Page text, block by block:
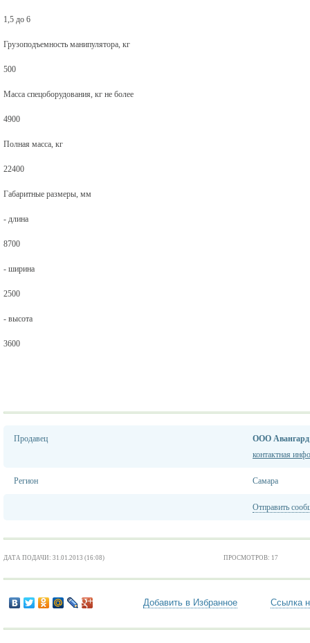
1,5 до 6
Грузоподъемность манипулятора, кг
500
Масса спецоборудования, кг не более
4900
Полная масса, кг
22400
Габаритные размеры, мм
- длина
8700
- ширина
2500
- высота
3600
Продавец
ООО Авангард
контактная
Регион Самара
Отправить
ДАТА ПОДАЧИ: 31.01.2013 (16:08) ПРОСМОТРОВ: 17
Добавить в Избранное Ссылка